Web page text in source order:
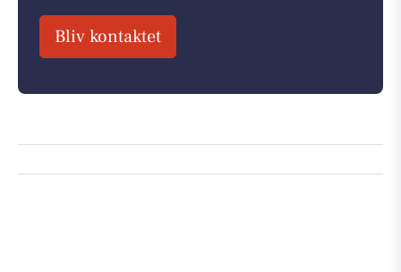
Bliv kontaktet